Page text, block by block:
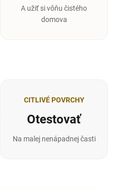
A užiť si vôňu čistého
domova
CITLIVÉ POVRCHY
Otestovať
Na malej nenápadnej časti